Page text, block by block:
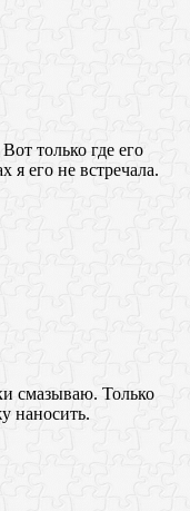
только где его
его не встречала.
смазываю. Только
наносить.